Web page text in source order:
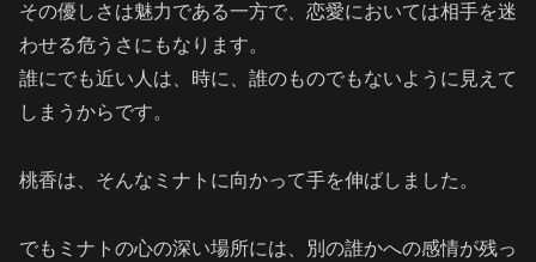
その優しさは魅力である一方で、恋愛においては相手を迷
わせる危うさにもなります。
誰にでも近い人は、時に、誰のものでもないように見えて
しまうからです。
桃香は、そんなミナトに向かって手を伸ばしました。
でもミナトの心の深い場所には、別の誰かへの感情が残っ